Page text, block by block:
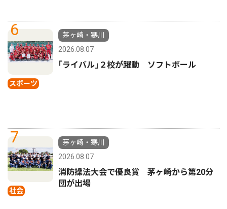
6
スポーツ
茅ヶ崎・寒川
2026.08.07
｢ライバル｣２校が躍動 ソフトボール
7
社会
茅ヶ崎・寒川
2026.08.07
消防操法大会で優良賞 茅ヶ崎から第20分
団が出場